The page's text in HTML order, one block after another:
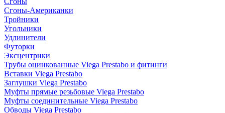
Сгоны-Американки
Тройники
Угольники
Удлинители
Футорки
Эксцентрики
Трубы оцинкованные Viega Prestabo и фитинги
Вставки Viega Prestabo
Заглушки Viega Prestabo
Муфты прямые резьбовые Viega Prestabo
Муфты соединительные Viega Prestabo
Обводы Viega Prestabo